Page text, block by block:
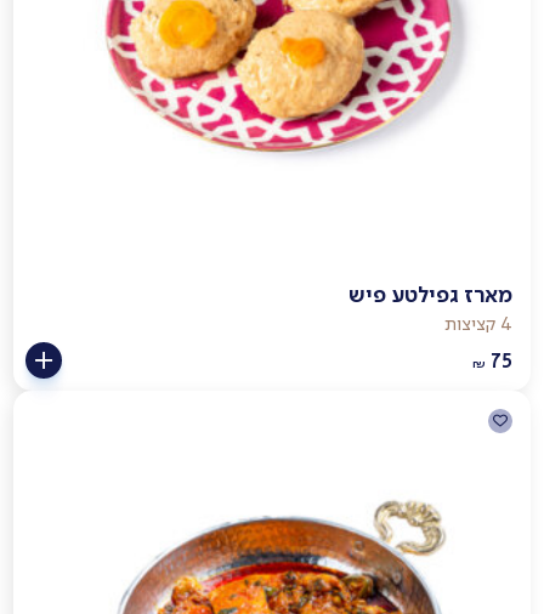
מארז גפילטע פיש
4 קציצות
₪ 75